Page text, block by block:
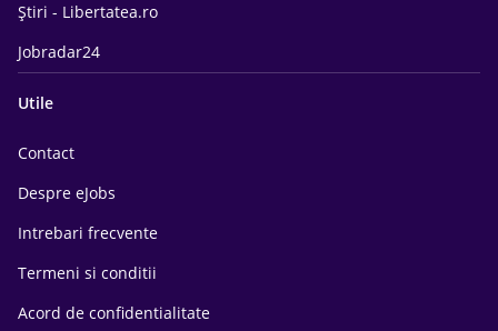
Știri - Libertatea.ro
Jobradar24
Utile
Contact
Despre eJobs
Intrebari frecvente
Termeni si conditii
Acord de confidentialitate